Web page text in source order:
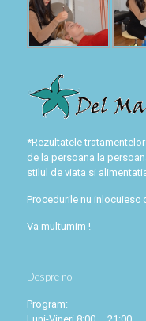
*Rezultatele
de la persoana la
stilul de viata si
Procedurile nu inlocuiesc
Va multumim !
Despre noi
Program: